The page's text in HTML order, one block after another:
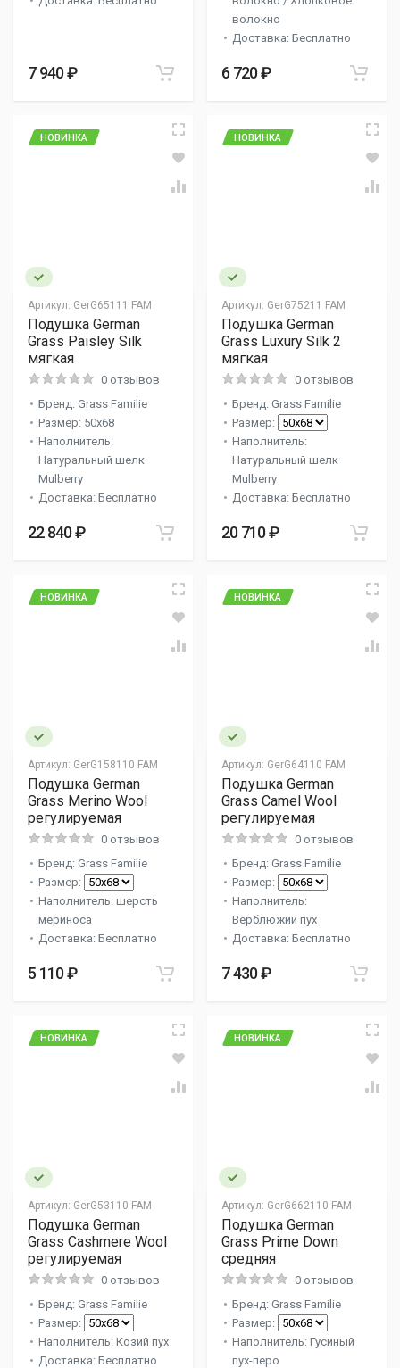
7 940 ₽
волокно
Доставка: Бесплатно
6 720 ₽
Артикул: GerG65111 FAM
НОВИНКА
Подушка German
Grass Paisley Silk
мягкая
0 отзывов
Бренд: Grass Familie
Размер: 50x68
Наполнитель:
Натуральный шелк
Mulberry
Доставка: Бесплатно
22 840 ₽
Артикул: GerG75211 FAM
НОВИНКА
Подушка German
Grass Luxury Silk 2
мягкая
0 отзывов
Бренд: Grass Familie
Размер:
Наполнитель:
Натуральный шелк
Mulberry
Доставка: Бесплатно
20 710 ₽
Артикул: GerG158110 FAM
НОВИНКА
Подушка German
Grass Merino Wool
регулируемая
0 отзывов
Бренд: Grass Familie
Размер:
Наполнитель: шерсть
мериноса
Доставка: Бесплатно
5 110 ₽
Артикул: GerG64110 FAM
НОВИНКА
Подушка German
Grass Camel Wool
регулируемая
0 отзывов
Бренд: Grass Familie
Размер:
Наполнитель:
Верблюжий пух
Доставка: Бесплатно
7 430 ₽
Артикул: GerG53110 FAM
НОВИНКА
Подушка German
Grass Cashmere Wool
регулируемая
0 отзывов
Бренд: Grass Familie
Размер:
Наполнитель: Козий пух
Доставка: Бесплатно
Артикул: GerG662110 FAM
НОВИНКА
Подушка German
Grass Prime Down
средняя
0 отзывов
Бренд: Grass Familie
Размер:
Наполнитель: Гусиный
пух-перо